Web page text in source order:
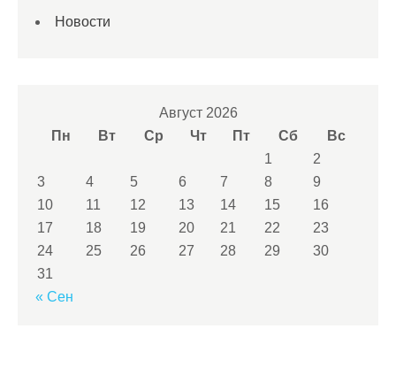
Новости
Август 2026
Пн
Вт Ср Чт Пт Сб
Вс
1
2
3
4 5 6 7 8
9
10
11 12 13 14 15
16
17
18 19 20 21 22
23
24
25 26 27 28 29
30
31
« Сен